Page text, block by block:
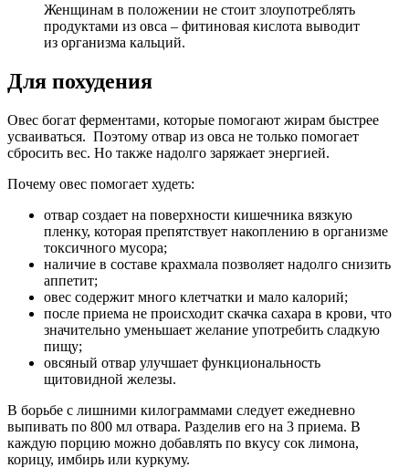
Женщинам в положении не стоит злоупотреблять
продуктами из овса – фитиновая кислота выводит
из организма кальций.
Для похудения
Овес богат ферментами, которые помогают жирам быстрее
усваиваться. Поэтому отвар из овса не только помогает
сбросить вес. Но также надолго заряжает энергией.
Почему овес помогает худеть:
отвар создает на поверхности кишечника вязкую
пленку, которая препятствует накоплению в организме
токсичного мусора;
наличие в составе крахмала позволяет надолго снизить
аппетит;
овес содержит много клетчатки и мало калорий;
после приема не происходит скачка сахара в крови, что
значительно уменьшает желание употребить сладкую
пищу;
овсяный отвар улучшает функциональность
щитовидной железы.
В борьбе с лишними килограммами следует ежедневно
выпивать по 800 мл отвара. Разделив его на 3 приема. В
каждую порцию можно добавлять по вкусу сок лимона,
корицу, имбирь или куркуму.